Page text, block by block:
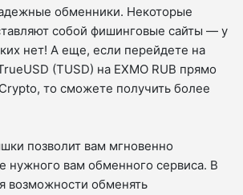
обменники. Некоторые
собой фишинговые сайты — у
нет! А еще, если перейдете на
(TUSD) на EXMO RUB прямо
то сможете получить более
позволит вам мгновенно
нужного вам обменного сервиса. В
возможности обменять